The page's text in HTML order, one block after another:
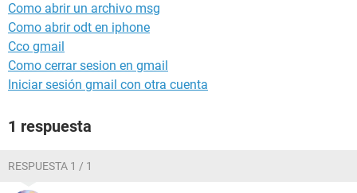
Como abrir un archivo msg
Como abrir odt en iphone
Cco gmail
Como cerrar sesion en gmail
Iniciar sesión gmail con otra cuenta
1 respuesta
RESPUESTA 1 / 1